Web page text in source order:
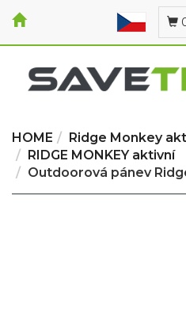
HOME
Ridge Monkey
RIDGE MONKEY aktivní
Outdoorová pánev